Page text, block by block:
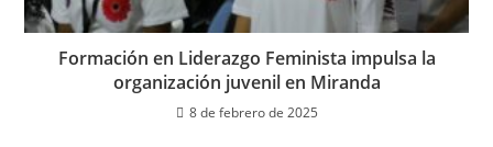
Formación en Liderazgo Feminista impulsa la
organización juvenil en Miranda
8 de febrero de 2025